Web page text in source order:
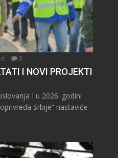
0
I NOVI PROJEKTI
I u 2026. godini
Srbije“ nastaviće